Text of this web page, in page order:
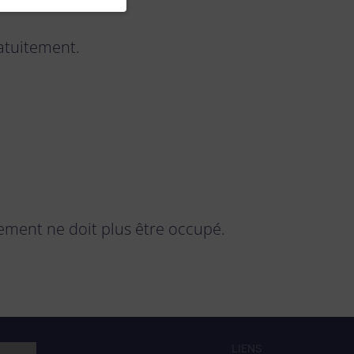
ne doit plus être occupé.